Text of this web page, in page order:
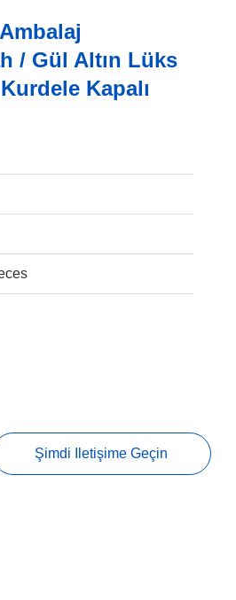
/ Gül Altın Lüks
Kapalı
Şimdi Iletişime Geçin